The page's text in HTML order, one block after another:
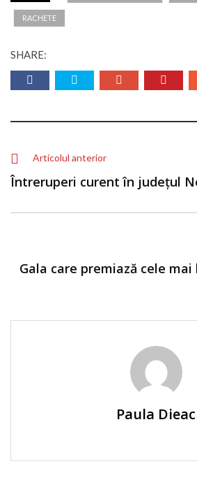
RACHETE
SHARE:
Articolul anterior
Întreruperi curent în județul
Gala care premiază cele
Paula Dieac